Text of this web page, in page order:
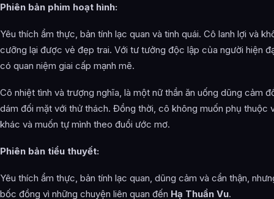
Phiên bản phim hoạt hình:
Yêu thích ẩm thực, bản tính lạc quan và tinh quái. Cô lanh lợi và
cưỡng lại được vẻ đẹp trai. Với tư tưởng độc lập của người hiện
có quan niệm giai cấp mạnh mẽ.
Cô nhiệt tình và trượng nghĩa, là một nữ thần ăn uống dũng cảm
dám đối mặt với thử thách. Đồng thời, cô không muốn phụ thuộc
khác và muốn tự mình theo đuổi ước mơ.
Phiên bản tiểu thuyết:
Yêu thích ẩm thực, bản tính lạc quan, dũng cảm và cẩn thận,
bốc đồng vì những chuyện liên quan đến Hạ Thuần Vu.